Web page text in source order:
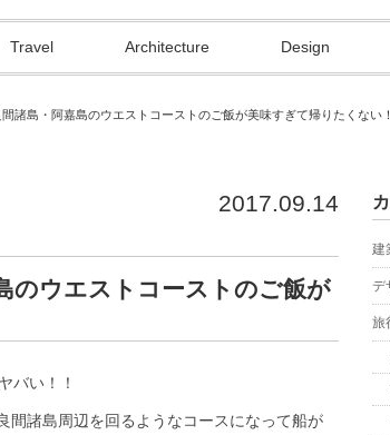
Travel Architecture Design
諸島・阿嘉島のウエストコーストのご飯が美味すぎて帰りたくない！
2017.09.14
のウエストコーストのご飯が
バい！！
間諸島周辺を回るようなコースになって船が
建
デ
旅